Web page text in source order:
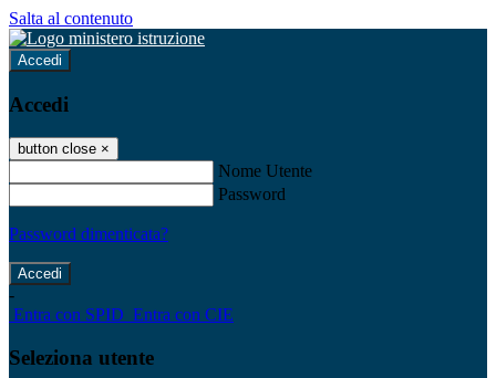
Salta al contenuto
Accedi
Accedi
button close ×
Nome Utente
Password
Password dimenticata?
-
Entra con SPID Entra con CIE
Seleziona utente